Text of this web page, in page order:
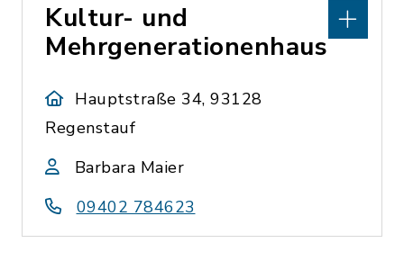
Kultur- und
Mehrgenerationenhaus
Hauptstraße 34, 93128
Regenstauf
Barbara Maier
09402 784623